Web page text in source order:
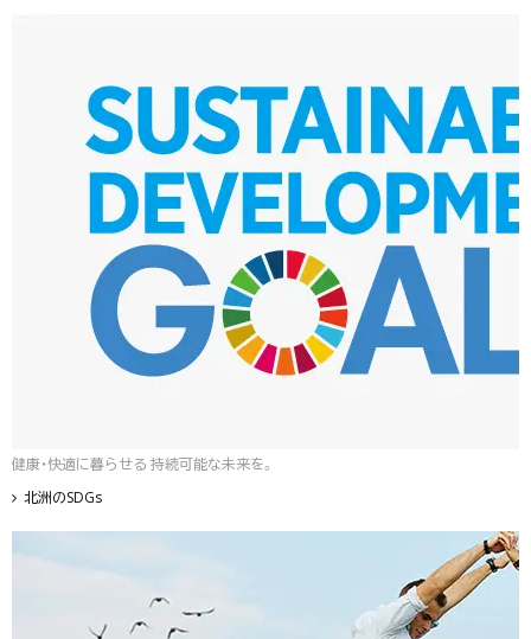
健康・快適に暮らせる 持続可能な未来を。
北洲のSDGs